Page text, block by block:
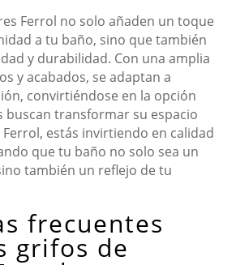
Ferrol no solo añaden un toque
a tu baño, sino que también
y durabilidad. Con una amplia
y acabados, se adaptan a
convirtiéndose en la opción
buscan transformar su espacio
estás invirtiendo en calidad
que tu baño no solo sea un
también un reflejo de tu
frecuentes
grifos de